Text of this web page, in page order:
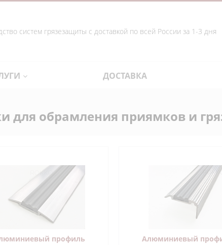
систем грязезащиты с доставкой по всей России за 1-3 дня
ДОСТАВКА
для обрамления приямков и
профиль
Алюминиевый